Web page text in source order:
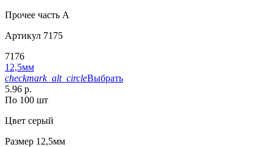
Прочее часть A
Артикул 7175
7176
12,5мм
checkmark_alt_circleВыбрать
5.96 р.
По 100 шт
Цвет серый
Размер 12,5мм